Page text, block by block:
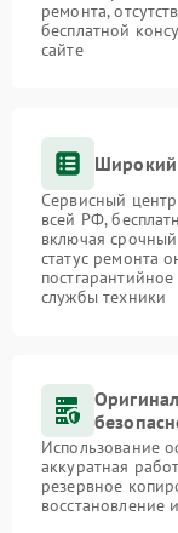
ремонта,
бесплатной
сайте
Широкий
Сервисный центр
всей РФ,
включая
статус ремонта
службы техники
Использование
аккуратная
резервное